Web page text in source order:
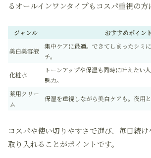
るオールインワンタイプもコスパ重視の方
ジャンル おすすめポイント
美白美容液
集中ケアに最適。できてしまったシミ
チ。
化粧水
トーンアップや保湿も同時に叶えたい
魅力。
薬用クリー
ム
保湿を重視しながら美白ケアも。夜用と
コスパや使い切りやすさで選び、毎日続け
取り入れることがポイントです。